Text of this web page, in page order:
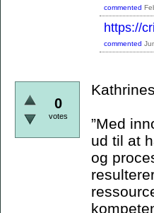
commented
https://
commented
0
votes
”Med
ud til at
og